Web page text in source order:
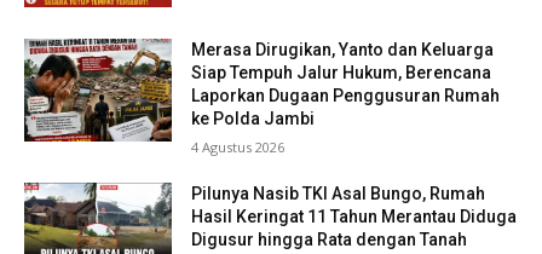
Merasa Dirugikan, Yanto dan Keluarga
Siap Tempuh Jalur Hukum, Berencana
Laporkan Dugaan Penggusuran Rumah
ke Polda Jambi
4 Agustus 2026
Pilunya Nasib TKI Asal Bungo, Rumah
Hasil Keringat 11 Tahun Merantau Diduga
Digusur hingga Rata dengan Tanah